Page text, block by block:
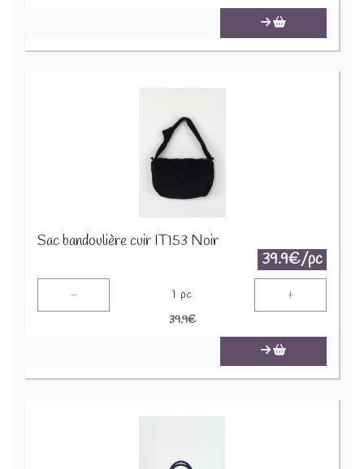
Sac bandoulière cuir IT153 Noir
39.9€/pc
- 1 pc +
39.9€